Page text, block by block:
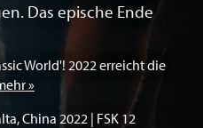
Das epische Ende
World'! 2022 erreicht die
»
,China 2022 | FSK 12